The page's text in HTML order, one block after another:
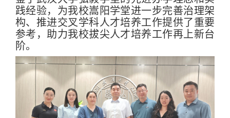
践经验，为我校嵩阳学堂进一步完善治理架
构、推进交叉学科人才培养工作提供了重要
参考，助力我校拔尖人才培养工作再上新台
阶。